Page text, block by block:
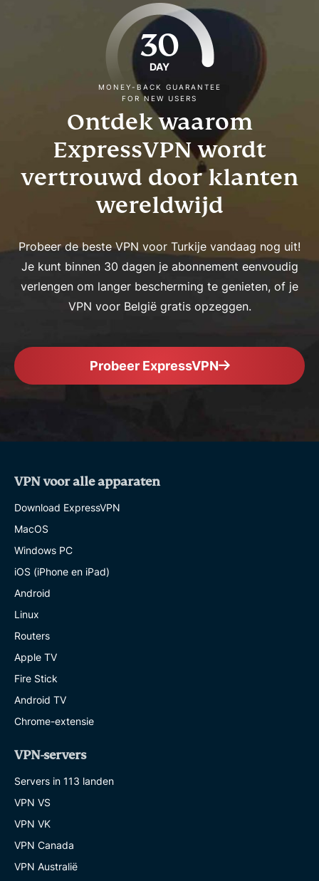
30
DAY
MONEY-BACK GUARANTEE
FOR NEW USERS
Ontdek waarom
ExpressVPN wordt
vertrouwd door klanten
wereldwijd
Probeer de beste VPN voor Turkije vandaag nog uit!
Je kunt binnen 30 dagen je abonnement eenvoudig
verlengen om langer bescherming te genieten, of je
VPN voor België gratis opzeggen.
Probeer ExpressVPN
VPN voor alle apparaten
Download ExpressVPN
MacOS
Windows PC
iOS (iPhone en iPad)
Android
Linux
Routers
Apple TV
Fire Stick
Android TV
Chrome-extensie
VPN-servers
Servers in 113 landen
VPN VS
VPN VK
VPN Canada
VPN Australië